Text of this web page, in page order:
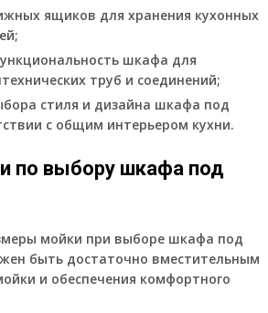
ящиков для хранения кухонных
шкафа для
труб и соединений;
стиля и дизайна шкафа под
с общим интерьером кухни.
по выбору шкафа под
мойки при выборе шкафа под
быть достаточно вместительным
и обеспечения комфортного